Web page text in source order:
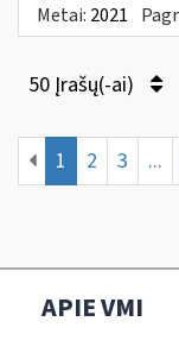
Metai: 2021
50 Įrašų(-ai)
1 2 3 ...
APIE VMI